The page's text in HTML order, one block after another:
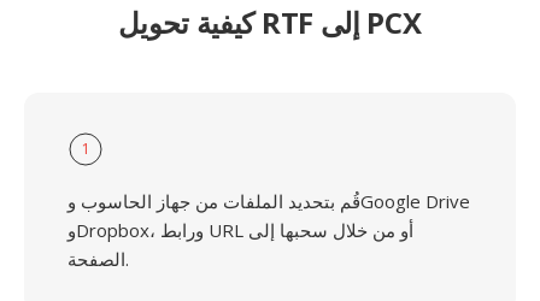
كيفية تحويل RTF إلى PCX
1
قُم بتحديد الملفات من جهاز الحاسوب وGoogle Drive
وDropbox، ورابط URL أو من خلال سحبها إلى
الصفحة.